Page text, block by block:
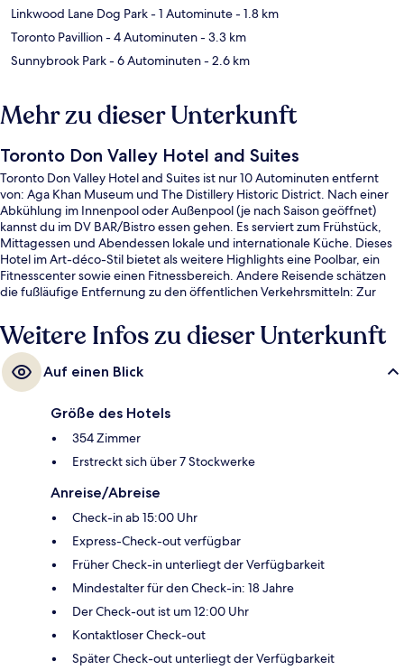
Linkwood Lane Dog Park- 1 Autominute- 1.8 km
Toronto Pavillion- 4 Autominuten- 3.3 km
Sunnybrook Park- 6 Autominuten- 2.6 km
Mehr zu dieser Unterkunft
Toronto Don Valley Hotel and Suites
Toronto Don Valley Hotel and Suites ist nur 10 Autominuten entfernt
von: Aga Khan Museum und The Distillery Historic District. Nach einer
Abkühlung im Innenpool oder Außenpool (je nach Saison geöffnet)
kannst du im DV BAR/Bistro essen gehen. Es serviert zum Frühstück,
Mittagessen und Abendessen lokale und internationale Küche. Dieses
Hotel im Art-déco-Stil bietet als weitere Highlights eine Poolbar, ein
Fitnesscenter sowie einen Fitnessbereich. Andere Reisende schätzen
die fußläufige Entfernung zu den öffentlichen Verkehrsmitteln: Zur
sind es 8 Gehminuten.
Weitere Infos zu dieser Unterkunft
Auf einen Blick
Größe des Hotels
354 Zimmer
Erstreckt sich über 7 Stockwerke
Anreise/Abreise
Check-in ab 15:00 Uhr
Express-Check-out verfügbar
Früher Check-in unterliegt der Verfügbarkeit
Mindestalter für den Check-in: 18 Jahre
Der Check-out ist um 12:00 Uhr
Kontaktloser Check-out
Später Check-out unterliegt der Verfügbarkeit